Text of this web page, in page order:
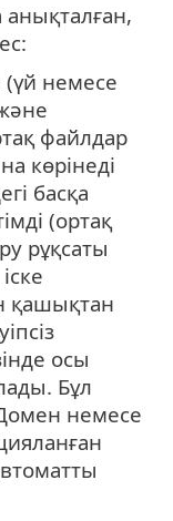
(үй немесе
файлдар
көрінеді
басқа
(ортақ
рұқсаты
қашықтан
осы
Бұл
немесе